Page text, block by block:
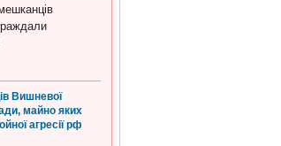
Вишневої
майно яких
агресії рф